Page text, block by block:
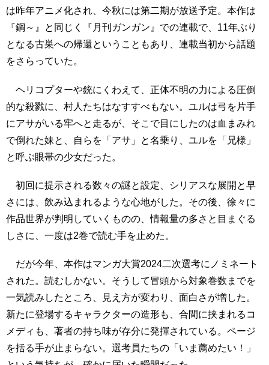
は昨年アニメ化され、今秋には第二期が放送予定。本作は
『鋼～』と同じく『月刊ガンガン』での連載で、11年ぶり
となる古巣への帰還ということもあり、連載当初から話題
をさらっていた。
ヘリコプターや銃にくわえて、正体不明の力による圧倒
的な殺戮に、村人たちはなすすべもない。ユルは弓を片手
にアサがいる牢へと走るが、そこで目にしたのは血まみれ
で倒れた妹と、自らを「アサ」と名乗り、ユルを「兄様」
と呼ぶ眼帯の少女だった。
初回に提示される数々の謎と設定、シリアスな展開と早
さには、飲み込まれるような心地がした。その後、徐々に
作品世界が判明していくものの、情報量の多さと目まぐる
しさに、一度は2巻で読む手を止めた。
だが今年、本作はマンガ大賞2024二次選考にノミネート
された。読むしかない。そうして冒頭から対象巻数までを
一気読みしたところ、見え方が変わり、面白さが増した。
新たに登場するキャラクターの造形も、合間に挟まれるコ
メディも、著者の持ち味が存分に発揮されている。ページ
を括る手が止まらない。選考員たちの「いま薦めたい！」